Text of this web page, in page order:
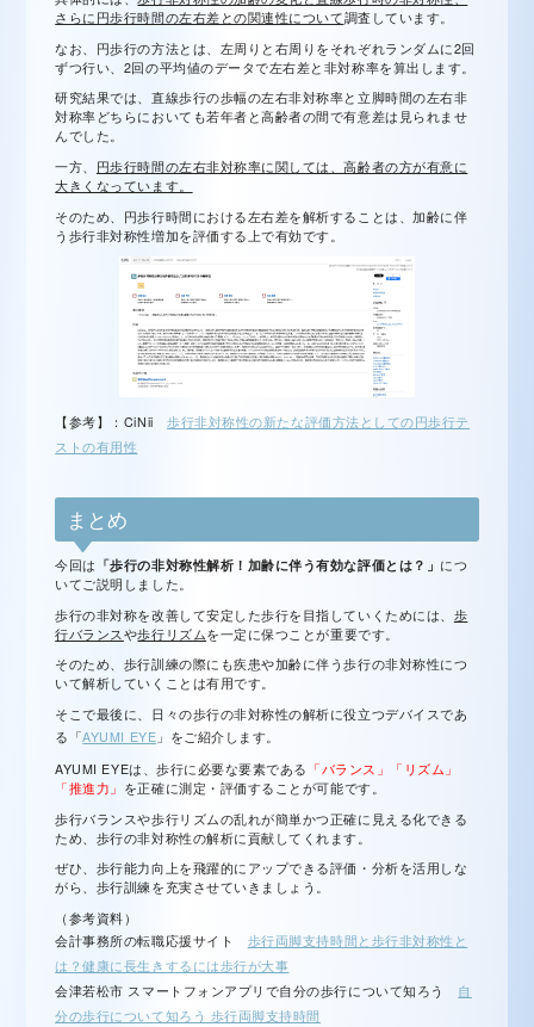
さらに円歩行時間の左右差との関連性について調査しています。
なお、円歩行の方法とは、左周りと右周りをそれぞれランダムに2回
ずつ行い、2回の平均値のデータで左右差と非対称率を算出します。
研究結果では、直線歩行の歩幅の左右非対称率と立脚時間の左右非
対称率どちらにおいても若年者と高齢者の間で有意差は見られませ
んでした。
一方、 円歩行時間の左右非対称率に関しては、高齢者の方が有意に
大きくなっています。
そのため、円歩行時間における左右差を解析することは、加齢に伴
う歩行非対称性増加を評価する上で有効です。
【参考】：CiNii歩行非対称性の新たな評価方法としての円歩行テ
ストの有用性
まとめ
今回は 「歩行の非対称性解析！加齢に伴う有効な評価とは？」 につ
いてご説明しました。
歩行の非対称を改善して安定した歩行を目指していくためには、 歩
行バランス や歩行リズムを一定に保つことが重要です。
そのため、歩行訓練の際にも疾患や加齢に伴う歩行の非対称性につ
いて解析していくことは有用です。
そこで最後に、日々の歩行の非対称性の解析に役立つデバイスであ
る「AYUMI EYE 」をご紹介します。
AYUMI EYEは、歩行に必要な要素である 「バランス」「リズム」
「推進力」 を正確に測定・評価することが可能です。
歩行バランスや歩行リズムの乱れが簡単かつ正確に見える化できる
ため、歩行の非対称性の解析に貢献してくれます。
ぜひ、歩行能力向上を飛躍的にアップできる評価・分析を活用しな
がら、歩行訓練を充実させていきましょう。
（参考資料）
会計事務所の転職応援サイト 歩行両脚支持時間と歩行非対称性と
は？健康に長生きするには歩行が大事
会津若松市 スマートフォンアプリで自分の歩行について知ろう 自
分の歩行について知ろう 歩行両脚支持時間